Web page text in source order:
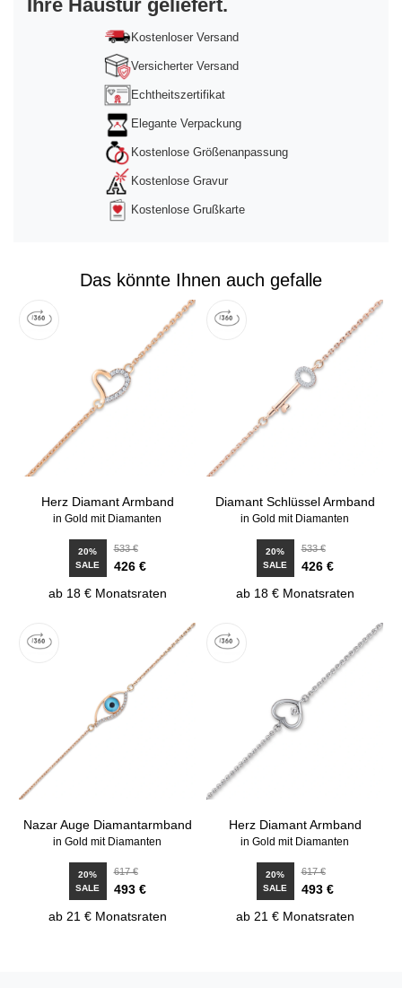
powered byUsercentrics Consent
Management Platform&Trusted Shops
Ihre Haustür geliefert.
Kostenloser Versand
Versicherter Versand
Echtheitszertifikat
Elegante Verpackung
Kostenlose Größenanpassung
Kostenlose Gravur
Kostenlose Grußkarte
Das könnte Ihnen auch gefalle
Herz Diamant Armband
in Gold mit Diamanten
20%
SALE
533 €
426 €
ab 18 € Monatsraten
Diamant Schlüssel Armband
in Gold mit Diamanten
20%
SALE
533 €
426 €
ab 18 € Monatsraten
Nazar Auge Diamantarmband
in Gold mit Diamanten
20%
SALE
617 €
493 €
ab 21 € Monatsraten
Herz Diamant Armband
in Gold mit Diamanten
20%
SALE
617 €
493 €
ab 21 € Monatsraten